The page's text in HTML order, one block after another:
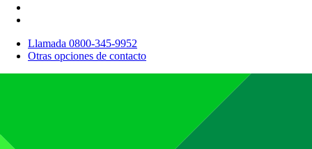
Llamada 0800-345-9952
Otras opciones de contacto